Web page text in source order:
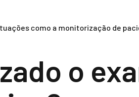
como a monitorização de
o